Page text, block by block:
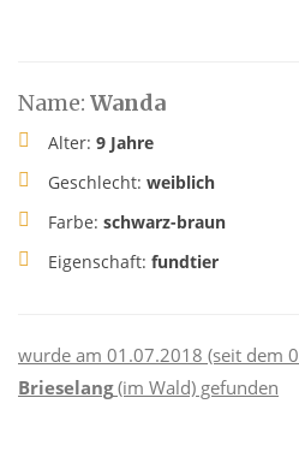
Name: Wanda
Alter: 9 Jahre
Geschlecht: weiblich
Farbe: schwarz-braun
Eigenschaft: fundtier
wurde am 01.07.2018 (seit dem
Brieselang(im Wald) gefunden